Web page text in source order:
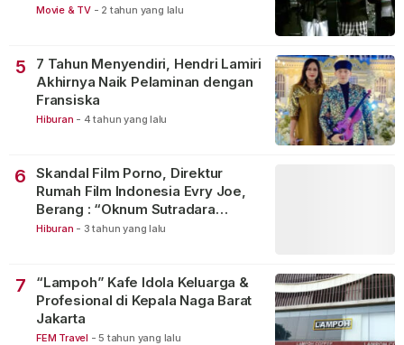
Movie & TV - 2 tahun yang lalu
5
7 Tahun Menyendiri, Hendri Lamiri
Akhirnya Naik Pelaminan dengan
Fransiska
Hiburan - 4 tahun yang lalu
6
Skandal Film Porno, Direktur
Rumah Film Indonesia Evry Joe,
Berang : “Oknum Sutradara
Merusak Perfilman Indonesia”!
Hiburan - 3 tahun yang lalu
7
“Lampoh” Kafe Idola Keluarga &
Profesional di Kepala Naga Barat
Jakarta
FEM Travel - 5 tahun yang lalu